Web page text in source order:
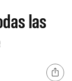
las